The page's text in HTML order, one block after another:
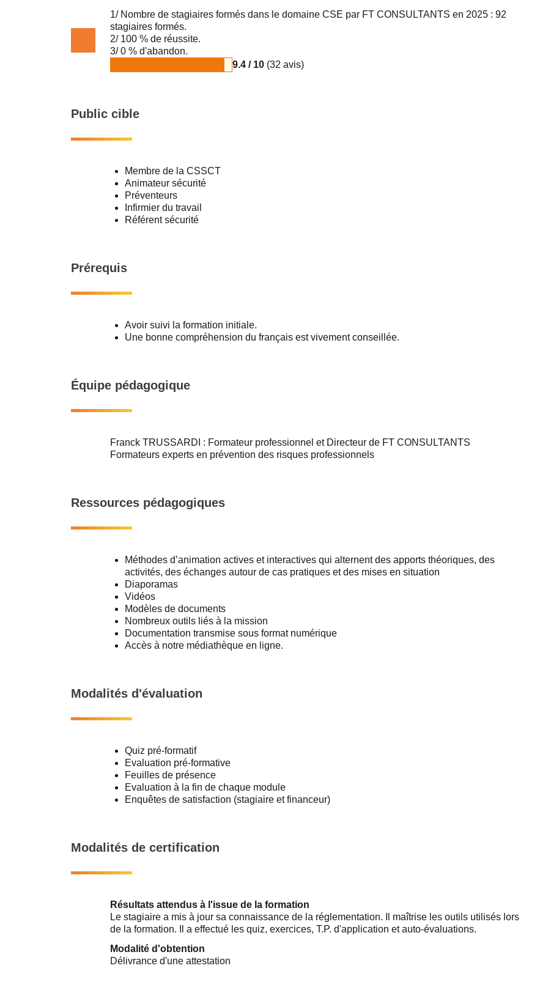
1/ Nombre de stagiaires formés dans le domaine CSE par FT CONSULTANTS en 2025 : 92
stagiaires formés.
2/ 100 % de réussite.
3/ 0 % d'abandon.
9.4 / 10 (32 avis)
Public cible
Membre de la CSSCT
Animateur sécurité
Préventeurs
Infirmier du travail
Référent sécurité
Prérequis
Avoir suivi la formation initiale.
Une bonne compréhension du français est vivement conseillée.
Équipe pédagogique
Franck TRUSSARDI : Formateur professionnel et Directeur de FT CONSULTANTS
Formateurs experts en prévention des risques professionnels
Ressources pédagogiques
Méthodes d’animation actives et interactives qui alternent des apports théoriques, des
activités, des échanges autour de cas pratiques et des mises en situation
Diaporamas
Vidéos
Modèles de documents
Nombreux outils liés à la mission
Documentation transmise sous format numérique
Accès à notre médiathèque en ligne.
Modalités d'évaluation
Quiz pré-formatif
Evaluation pré-formative
Feuilles de présence
Evaluation à la fin de chaque module
Enquêtes de satisfaction (stagiaire et financeur)
Modalités de certification
Résultats attendus à l'issue de la formation
Le stagiaire a mis à jour sa connaissance de la réglementation. Il maîtrise les outils utilisés lors
de la formation. Il a effectué les quiz, exercices, T.P. d'application et auto-évaluations.
Modalité d'obtention
Délivrance d'une attestation